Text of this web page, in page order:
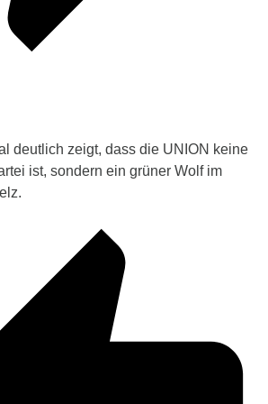
deutlich zeigt, dass die UNION keine
ist, sondern ein grüner Wolf im